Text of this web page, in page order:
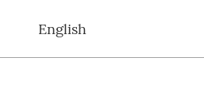
English